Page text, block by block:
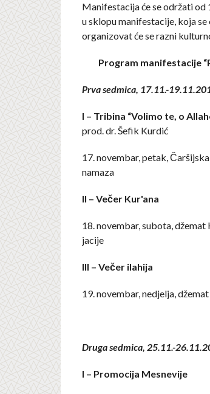
Manifestacija će se održati od
u sklopu manifestacije, koja
organizovat će se razni
Program manifestacije
Prva sedmica, 17.11.-
I – Tribina “Volimo te, o
prod. dr. Šefik Kurdić
17. novembar, petak,
namaza
II – Večer Kur'ana
18. novembar, subota,
jacije
III – Večer ilahija
19. novembar, nedjelja,
Druga sedmica, 25.11.-
I – Promocija Mesnevije